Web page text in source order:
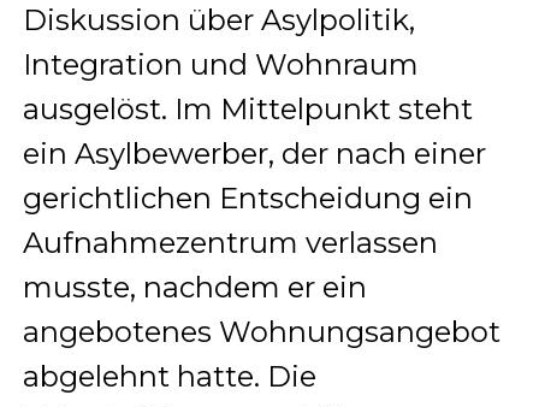
Diskussion über Asylpolitik,
Integration und Wohnraum
ausgelöst. Im Mittelpunkt steht
ein Asylbewerber, der nach einer
gerichtlichen Entscheidung ein
Aufnahmezentrum verlassen
musste, nachdem er ein
angebotenes Wohnungsangebot
abgelehnt hatte. Die